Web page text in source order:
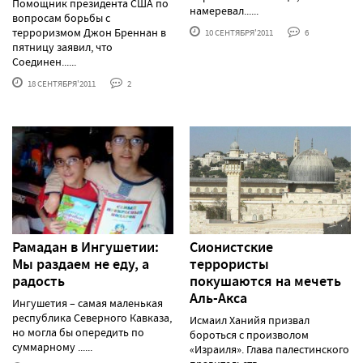
Помощник президента США по
вопросам борьбы с
терроризмом Джон Бреннан в
пятницу заявил, что
Соединен......
18 СЕНТЯБРЯ'2011 2
намеревал......
10 СЕНТЯБРЯ'2011 6
Рамадан в Ингушетии:
Мы раздаем не еду, а
радость
Ингушетия – самая маленькая
республика Северного Кавказа,
но могла бы опередить по
суммарному ......
Сионистские
террористы
покушаются на мечеть
Аль-Акса
Исмаил Ханийя призвал
бороться с произволом
«Израиля». Глава палестинского